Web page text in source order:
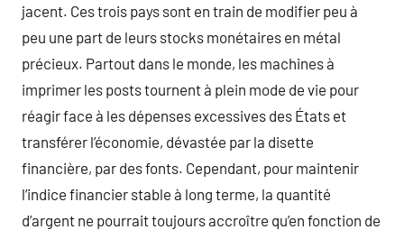
jacent. Ces trois pays sont en train de modifier peu à
peu une part de leurs stocks monétaires en métal
précieux. Partout dans le monde, les machines à
imprimer les posts tournent à plein mode de vie pour
réagir face à les dépenses excessives des États et
transférer l’économie, dévastée par la disette
financière, par des fonts. Cependant, pour maintenir
l’indice financier stable à long terme, la quantité
d’argent ne pourrait toujours accroître qu’en fonction de